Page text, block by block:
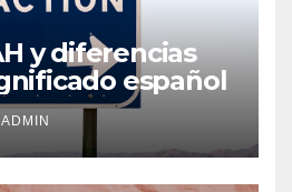
y diferencias
español
ADMIN